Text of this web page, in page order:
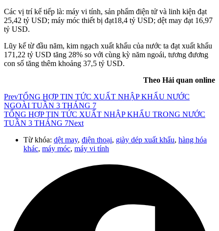
Các vị trí kế tiếp là: máy vi tính, sản phẩm điện tử và linh kiện đạt
25,42 tỷ USD; máy móc thiết bị đạt18,4 tỷ USD; dệt may đạt 16,97
tỷ USD.
Lũy kế từ đầu năm, kim ngạch xuất khẩu của nước ta đạt xuất khẩu
171,22 tỷ USD tăng 28% so với cùng kỳ năm ngoái, tương đương
con số tăng thêm khoảng 37,5 tỷ USD.
Theo Hải quan online
PrevTỔNG HỢP TIN TỨC XUẤT NHẬP KHẨU NƯỚC
NGOÀI TUẦN 3 THÁNG 7
TỔNG HỢP TIN TỨC XUẤT NHẬP KHẨU TRONG NƯỚC
TUẦN 3 THÁNG 7Next
Từ khóa: dệt may, điện thoại, giày dép xuất khẩu, hàng hóa
khác, máy móc, máy vi tính